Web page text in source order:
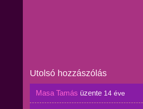
Utolsó hozzászólás
Masa Tamás üzente 14 éve